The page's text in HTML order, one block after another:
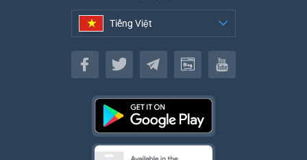
Tiếng Việt
Tiếng Việt